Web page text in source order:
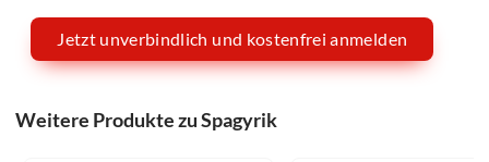
Jetzt unverbindlich und kostenfrei anmelden
Weitere Produkte zu Spagyrik